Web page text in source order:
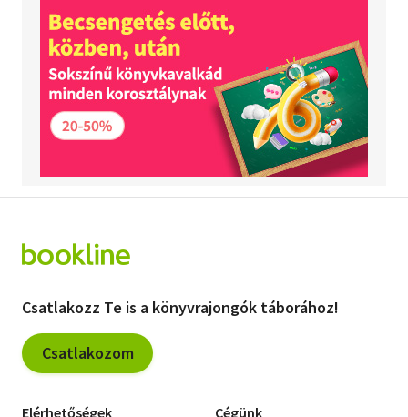
Csatlakozz Te is a könyvrajongók táborához!
Csatlakozom
Elérhetőségek Cégünk